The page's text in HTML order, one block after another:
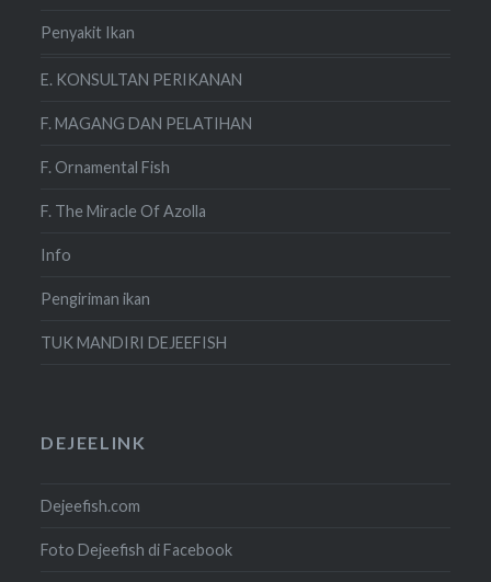
Penyakit Ikan
E. KONSULTAN PERIKANAN
F. MAGANG DAN PELATIHAN
F. Ornamental Fish
F. The Miracle Of Azolla
Info
Pengiriman ikan
TUK MANDIRI DEJEEFISH
DEJEELINK
Dejeefish.com
Foto Dejeefish di Facebook